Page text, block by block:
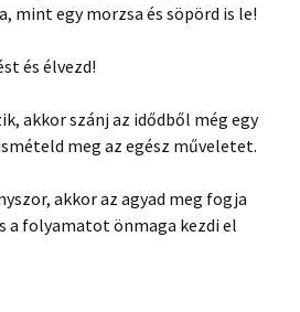
mint egy morzsa és söpörd is le!
és élvezd!
akkor szánj az idődből még egy
meg az egész műveletet.
akkor az agyad meg fogja
a folyamatot önmaga kezdi el